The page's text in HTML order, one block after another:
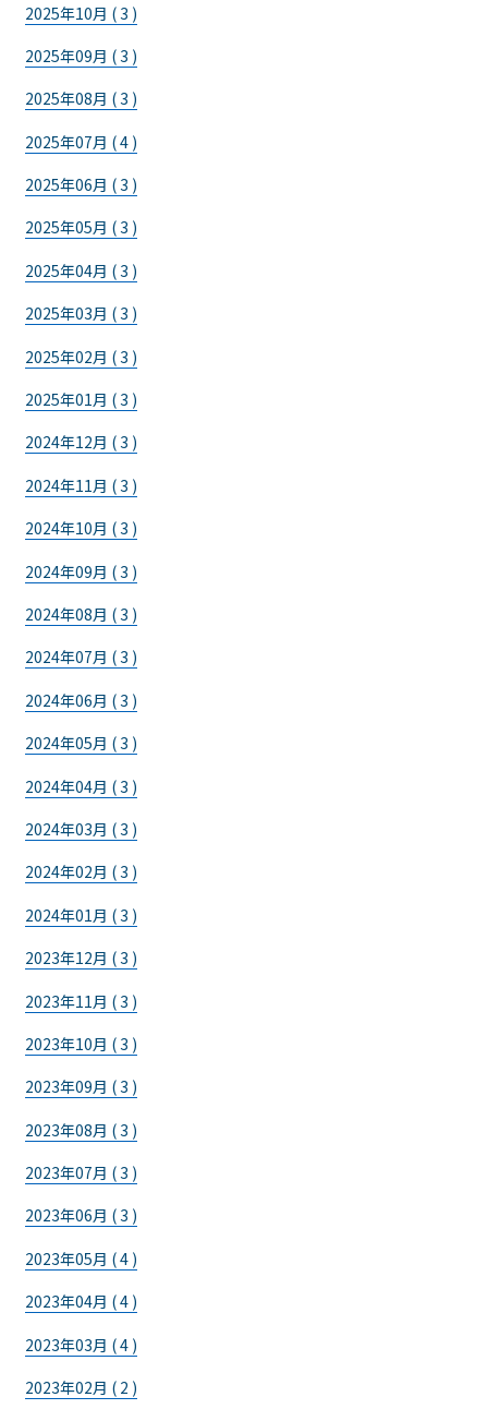
2025年10月 ( 3 )
2025年09月 ( 3 )
2025年08月 ( 3 )
2025年07月 ( 4 )
2025年06月 ( 3 )
2025年05月 ( 3 )
2025年04月 ( 3 )
2025年03月 ( 3 )
2025年02月 ( 3 )
2025年01月 ( 3 )
2024年12月 ( 3 )
2024年11月 ( 3 )
2024年10月 ( 3 )
2024年09月 ( 3 )
2024年08月 ( 3 )
2024年07月 ( 3 )
2024年06月 ( 3 )
2024年05月 ( 3 )
2024年04月 ( 3 )
2024年03月 ( 3 )
2024年02月 ( 3 )
2024年01月 ( 3 )
2023年12月 ( 3 )
2023年11月 ( 3 )
2023年10月 ( 3 )
2023年09月 ( 3 )
2023年08月 ( 3 )
2023年07月 ( 3 )
2023年06月 ( 3 )
2023年05月 ( 4 )
2023年04月 ( 4 )
2023年03月 ( 4 )
2023年02月 ( 2 )